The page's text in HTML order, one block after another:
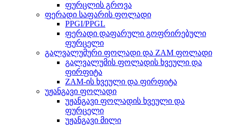
ფურცლის გროვა
ფერადი საფარის ფოლადი
PPGI/PPGL
ფერადი დაფარული გოფრირებული
ფურცელი
გალვალუმური ფოლადი და ZAM ფოლადი
გალვალუმის ფოლადის ხვეული და
ფირფიტა
ZAM-ის ხვეული და ფირფიტა
უჟანგავი ფოლადი
უჟანგავი ფოლადის ხვეული და
ფურცელი
უჟანგავი მილი